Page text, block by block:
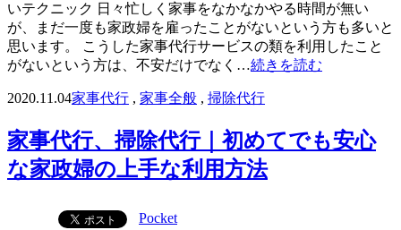
いテクニック 日々忙しく家事をなかなかやる時間が無い
が、まだ一度も家政婦を雇ったことがないという方も多いと
思います。 こうした家事代行サービスの類を利用したこと
がないという方は、不安だけでなく…続きを読む
2020.11.04家事代行 , 家事全般 , 掃除代行
家事代行、掃除代行｜初めてでも安心
な家政婦の上手な利用方法
Pocket